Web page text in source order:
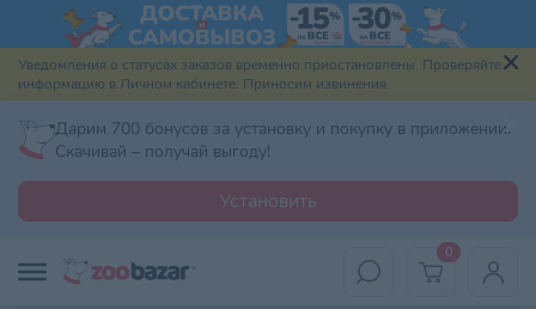
Уведомления о статусах заказов временно приостановлены. Проверяйте
информацию в Личном кабинете. Приносим извинения.
Дарим 700 бонусов за установку и покупку в приложении.
Скачивай – получай выгоду!
Установить
0